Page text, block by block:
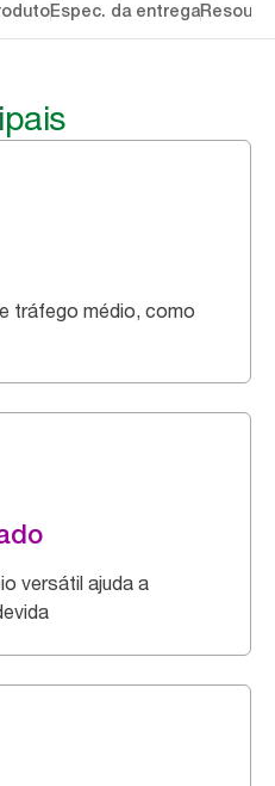
Espec. da entrega
tráfego médio, como
versátil ajuda a